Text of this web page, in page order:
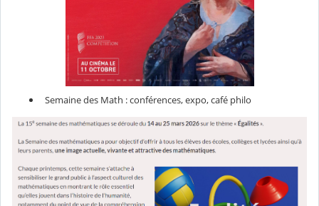
Semaine des Math : conférences, expo, café philo